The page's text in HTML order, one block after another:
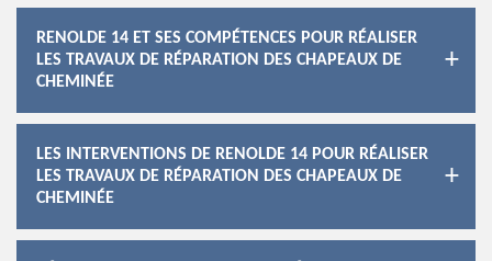
RENOLDE 14 ET SES COMPÉTENCES POUR RÉALISER
LES TRAVAUX DE RÉPARATION DES CHAPEAUX DE
CHEMINÉE
LES INTERVENTIONS DE RENOLDE 14 POUR RÉALISER
LES TRAVAUX DE RÉPARATION DES CHAPEAUX DE
CHEMINÉE